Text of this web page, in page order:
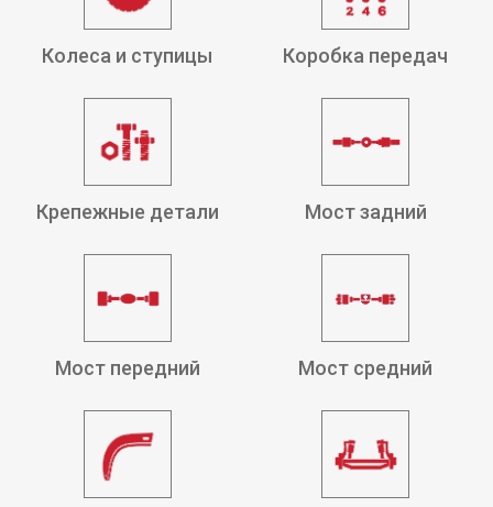
Колеса и ступицы Коробка передач
Крепежные детали Мост задний
Мост передний Мост средний